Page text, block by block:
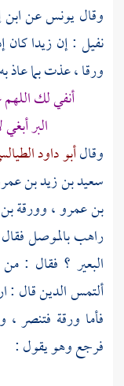
وقاليونسعن
نفيل : إن زيدا كان
ورقا ، عذت بما عاذ
أنفي لك
البر
وقالأبو داود
سعيد بن زيد بن
بن عمرو ،وورقة
راهببالموصلفقال
البعير ؟ فقال :
ألتمس الدين قال
فأما ورقة فتنصر ،
فرجع وهو يقول :